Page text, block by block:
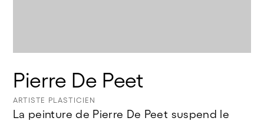
Pierre De Peet
ARTISTE PLASTICIEN
La peinture de Pierre De Peet suspend le